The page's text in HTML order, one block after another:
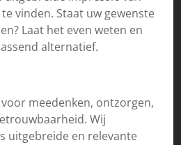
vinden. Staat uw gewenste
Laat het even weten en
alternatief.
meedenken, ontzorgen,
Wij
uitgebreide en relevante